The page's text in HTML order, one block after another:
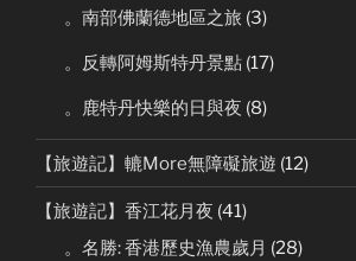
。南部佛蘭德地區之旅 (3)
。反轉阿姆斯特丹景點 (17)
。鹿特丹快樂的日與夜 (8)
【旅遊記】轆More無障礙旅遊 (12)
【旅遊記】香江花月夜 (41)
。名勝: 香港歷史漁農歲月 (28)